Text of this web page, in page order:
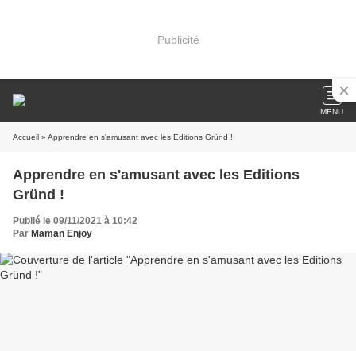
Publicité
MENU
Accueil » Apprendre en s'amusant avec les Editions Gründ !
Apprendre en s'amusant avec les Editions
Gründ !
Publié le 09/11/2021 à 10:42
Par Maman Enjoy